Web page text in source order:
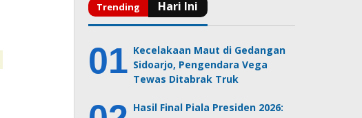
Kecelakaan Maut di Gedangan
Sidoarjo, Pengendara Vega
Tewas Ditabrak Truk
Hasil Final Piala Presiden 2026: